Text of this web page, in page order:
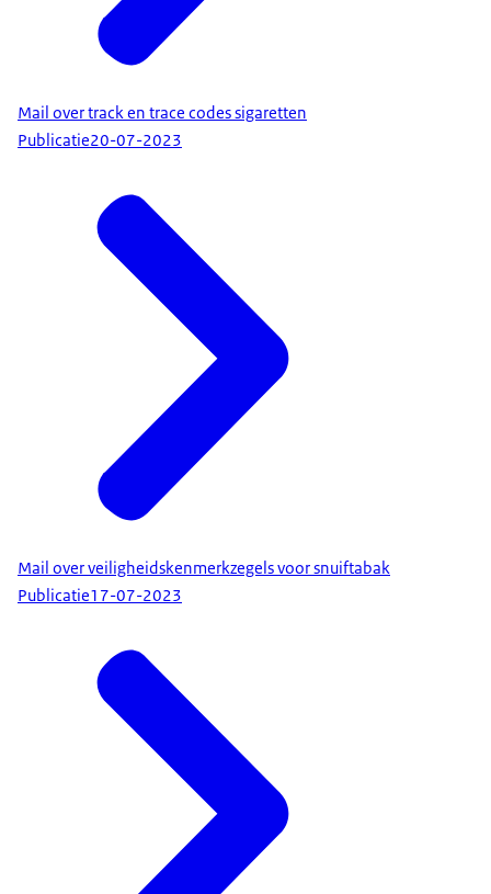
Mail over track en trace codes sigaretten
Publicatie20-07-2023
Mail over veiligheidskenmerkzegels voor snuiftabak
Publicatie17-07-2023